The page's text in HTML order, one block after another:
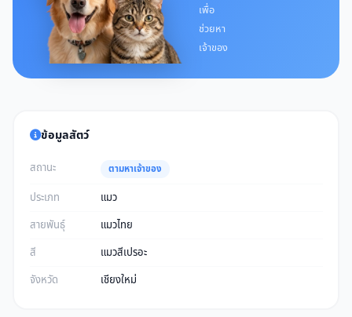
เพื่อ
ช่วยหา
เจ้าของ
ข้อมูลสัตว์
สถานะ ตามหาเจ้าของ
ประเภท
แมว
สายพันธุ์
แมวไทย
สี
แมวสีเปรอะ
จังหวัด
เชียงใหม่